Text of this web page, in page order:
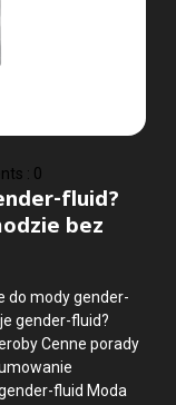
: 0
fluid?
bez
do mody gender-
gender-fluid?
Cenne porady
fluid Moda